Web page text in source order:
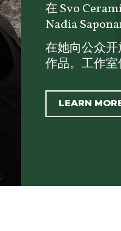
在 Svo
Nadia
在她向公众
作品。工作
LEARN